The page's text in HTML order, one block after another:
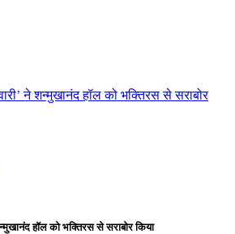
हॉल को भक्तिरस से सराबोर किया